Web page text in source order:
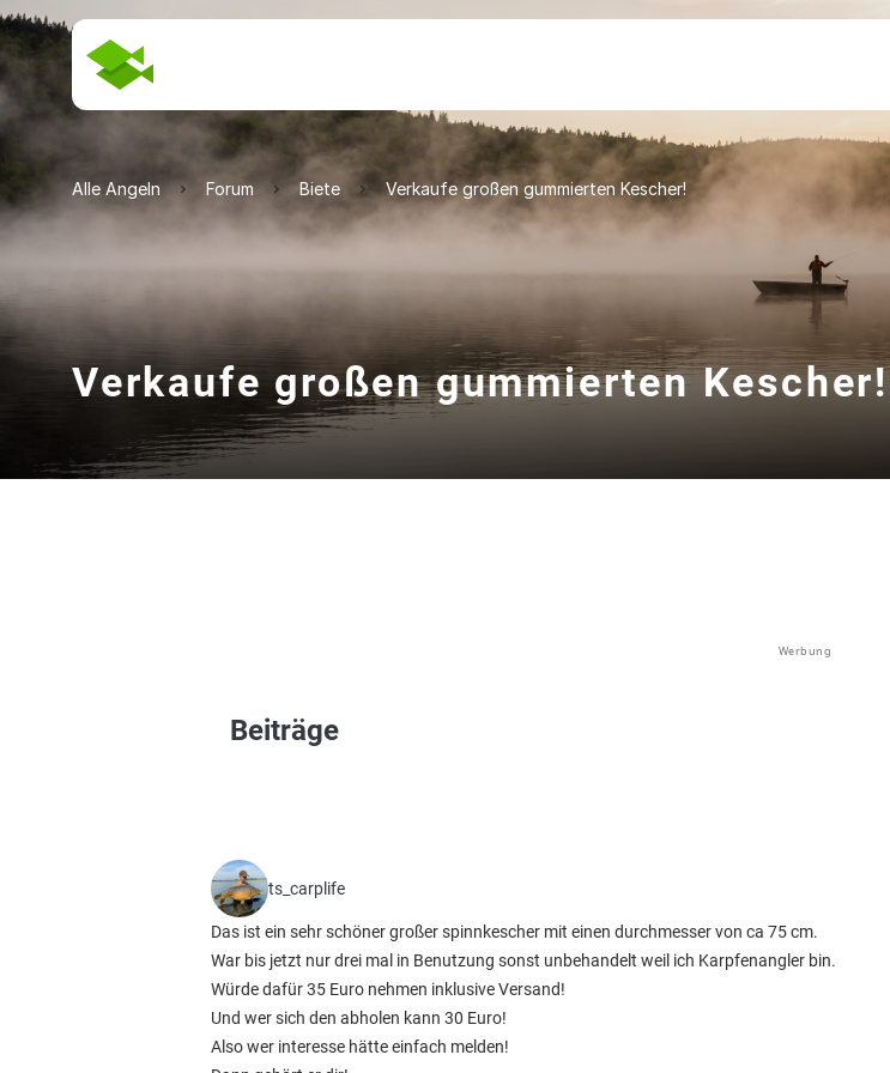
Alle Angeln Forum Biete Verkaufe großen gummierten Kescher!
Verkaufe großen gummierten Kescher!
Werbung
Beiträge
ts_carplife
Das ist ein sehr schöner großer spinnkescher mit einen durchmesser von ca 75 cm.
War bis jetzt nur drei mal in Benutzung sonst unbehandelt weil ich Karpfenangler bin.
Würde dafür 35 Euro nehmen inklusive Versand!
Und wer sich den abholen kann 30 Euro!
Also wer interesse hätte einfach melden!